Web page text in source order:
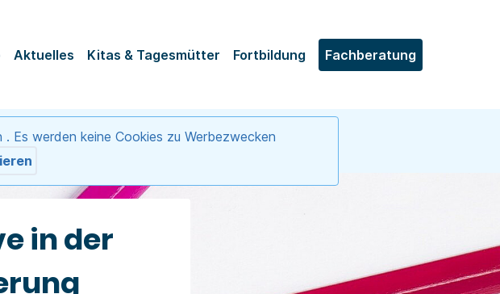
Es werden keine Cookies zu Werbezwecken
Aktuelles Kitas & Tagesmütter Fortbildung Fachberatung
in der